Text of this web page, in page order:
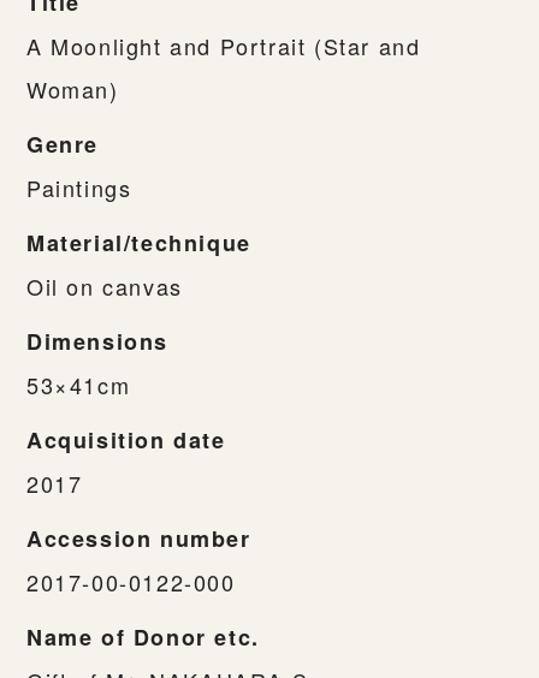
A Moonlight and Portrait (Star and
Woman)
Genre
Paintings
Material/technique
Oil on canvas
Dimensions
53×41cm
Acquisition date
2017
Accession number
2017-00-0122-000
Name of Donor etc.